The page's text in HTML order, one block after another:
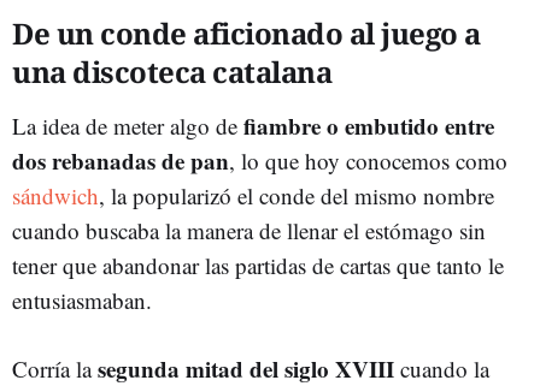
De un conde aficionado al juego a
una discoteca catalana
La idea de meter algo de fiambre o embutido entre
dos rebanadas de pan, lo que hoy conocemos como
sándwich, la popularizó el conde del mismo nombre
cuando buscaba la manera de llenar el estómago sin
tener que abandonar las partidas de cartas que tanto le
entusiasmaban.
Corría lasegunda mitad del siglo XVIII cuando la